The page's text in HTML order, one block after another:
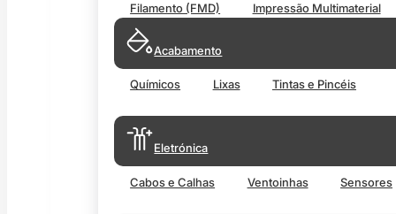
Filamento (FMD) Impressão Multimaterial
Acabamento
Químicos Lixas Tintas e Pincéis
Eletrónica
Cabos e Calhas Ventoinhas Sensores